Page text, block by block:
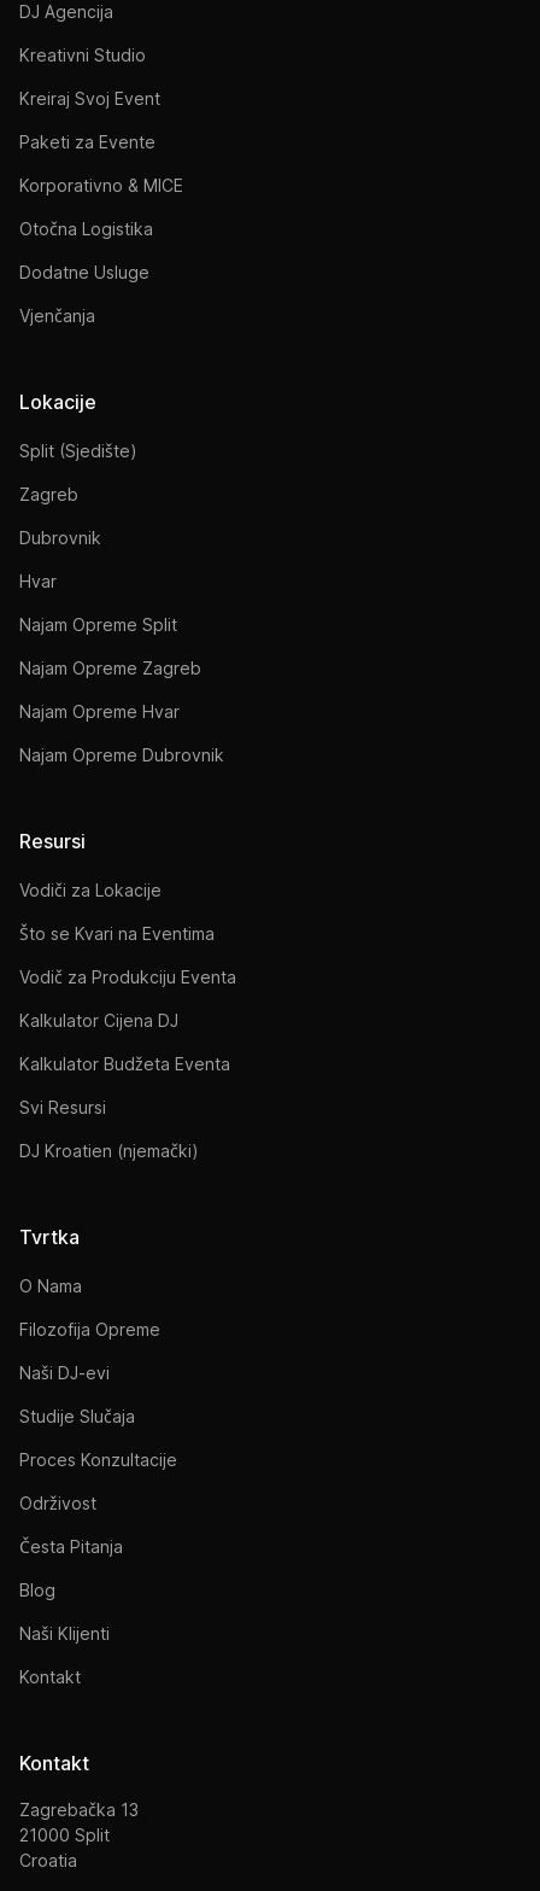
DJ Agencija
Kreativni Studio
Kreiraj Svoj Event
Paketi za Evente
Korporativno & MICE
Otočna Logistika
Dodatne Usluge
Vjenčanja
Lokacije
Split (Sjedište)
Zagreb
Dubrovnik
Hvar
Najam Opreme Split
Najam Opreme Zagreb
Najam Opreme Hvar
Najam Opreme Dubrovnik
Resursi
Vodiči za Lokacije
Što se Kvari na Eventima
Vodič za Produkciju Eventa
Kalkulator Cijena DJ
Kalkulator Budžeta Eventa
Svi Resursi
DJ Kroatien (njemački)
Tvrtka
O Nama
Filozofija Opreme
Naši DJ-evi
Studije Slučaja
Proces Konzultacije
Održivost
Česta Pitanja
Blog
Naši Klijenti
Kontakt
Kontakt
Zagrebačka 13
21000 Split
Croatia